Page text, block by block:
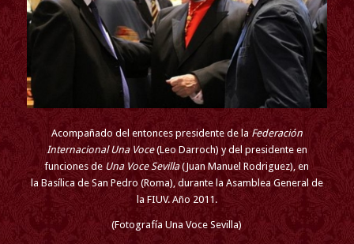
Acompañado del entonces presidente de laFederación
Internacional Una Voce(Leo Darroch) y del presidente en
funciones de Una Voce Sevilla(Juan Manuel Rodriguez), en
la Basílica de San Pedro (Roma), durante la Asamblea General de
la FIUV. Año 2011.
(Fotografía Una Voce Sevilla)